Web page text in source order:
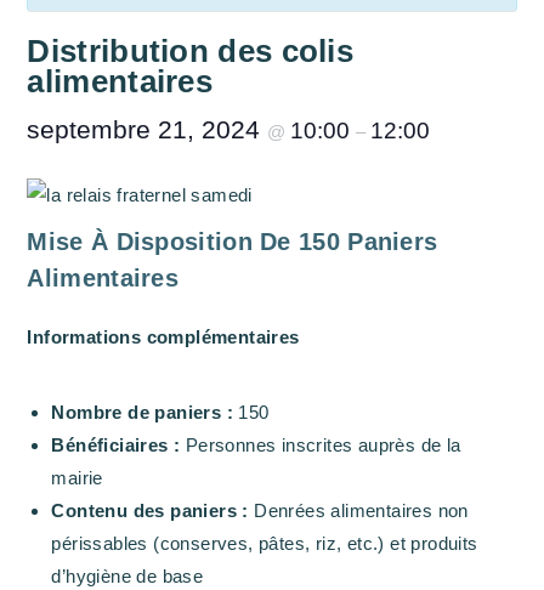
Distribution des colis
alimentaires
septembre 21, 2024 @ 10:00– 12:00
Mise À Disposition De 150 Paniers
Alimentaires
Informations complémentaires
Nombre de paniers : 150
Bénéficiaires : Personnes inscrites auprès de la
mairie
Contenu des paniers : Denrées alimentaires non
périssables (conserves, pâtes, riz, etc.) et produits
d’hygiène de base